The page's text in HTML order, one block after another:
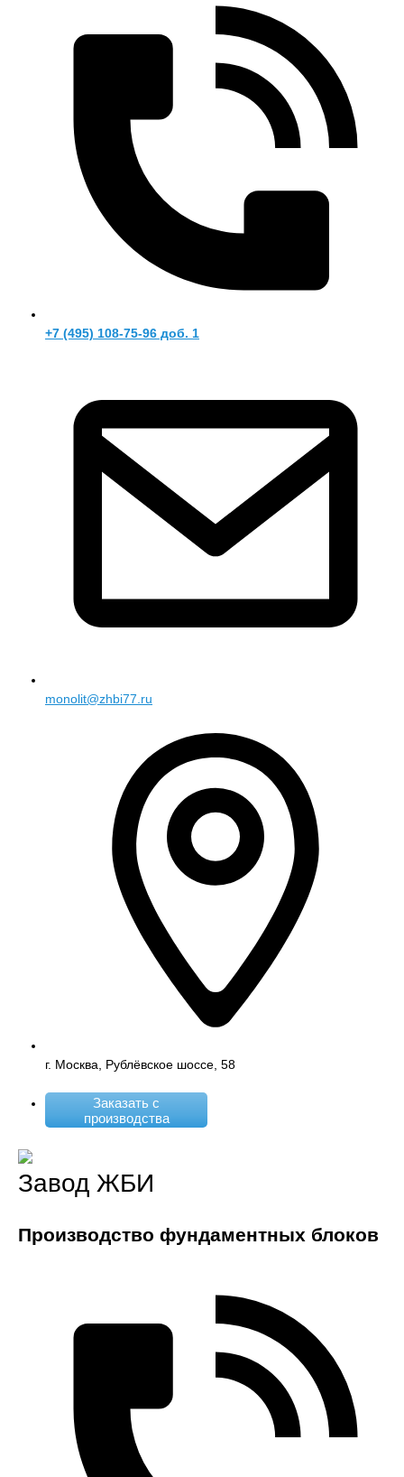
+7 (495) 108-75-96 доб. 1
monolit@zhbi77.ru
г. Москва, Рублёвское шоссе, 58
Заказать с
производства
Завод ЖБИ
Производство фундаментных блоков